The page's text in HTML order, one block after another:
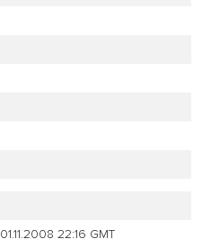
01.11.2008 22:16 GMT